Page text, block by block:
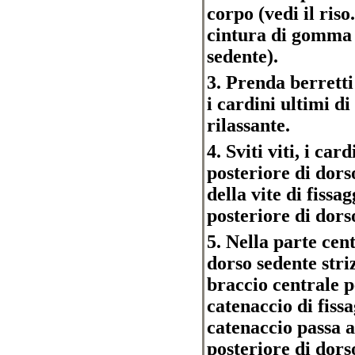
corpo (vedi il
cintura di
sedente).
3. Prenda
i cardini ultimi di
rilassante.
4. Sviti viti, i
posteriore di
della vite di
posteriore di
5. Nella parte
dorso sedente
braccio centrale
catenaccio di
catenaccio passa
posteriore di